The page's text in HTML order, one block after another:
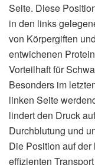
Seite. Diese
in den links
von Körpergiften
entwichenen
Vorteilhaft für
Besonders im
linken Seite
lindert den Druck
Durchblutung und
Die Position auf
effizienten